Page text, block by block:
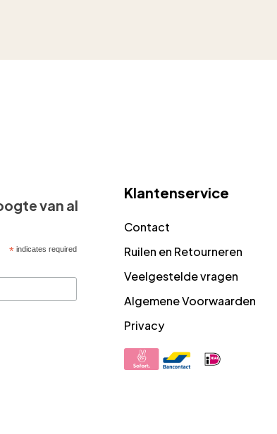
van al
* indicates required
Klantenservice
Contact
Ruilen en Retourneren
Veelgestelde vragen
Algemene Voorwaarden
Privacy